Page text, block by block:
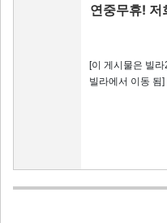
연중무휴!
[이 게시물은 빌
빌라에서 이동 됨]